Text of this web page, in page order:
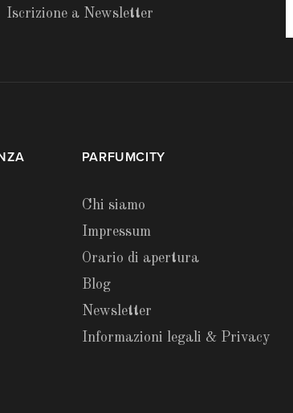
Iscrizione a Newsletter
PARFUMCITY
Chi siamo
Impressum
Orario di apertura
Blog
Newsletter
Informazioni legali & Privacy